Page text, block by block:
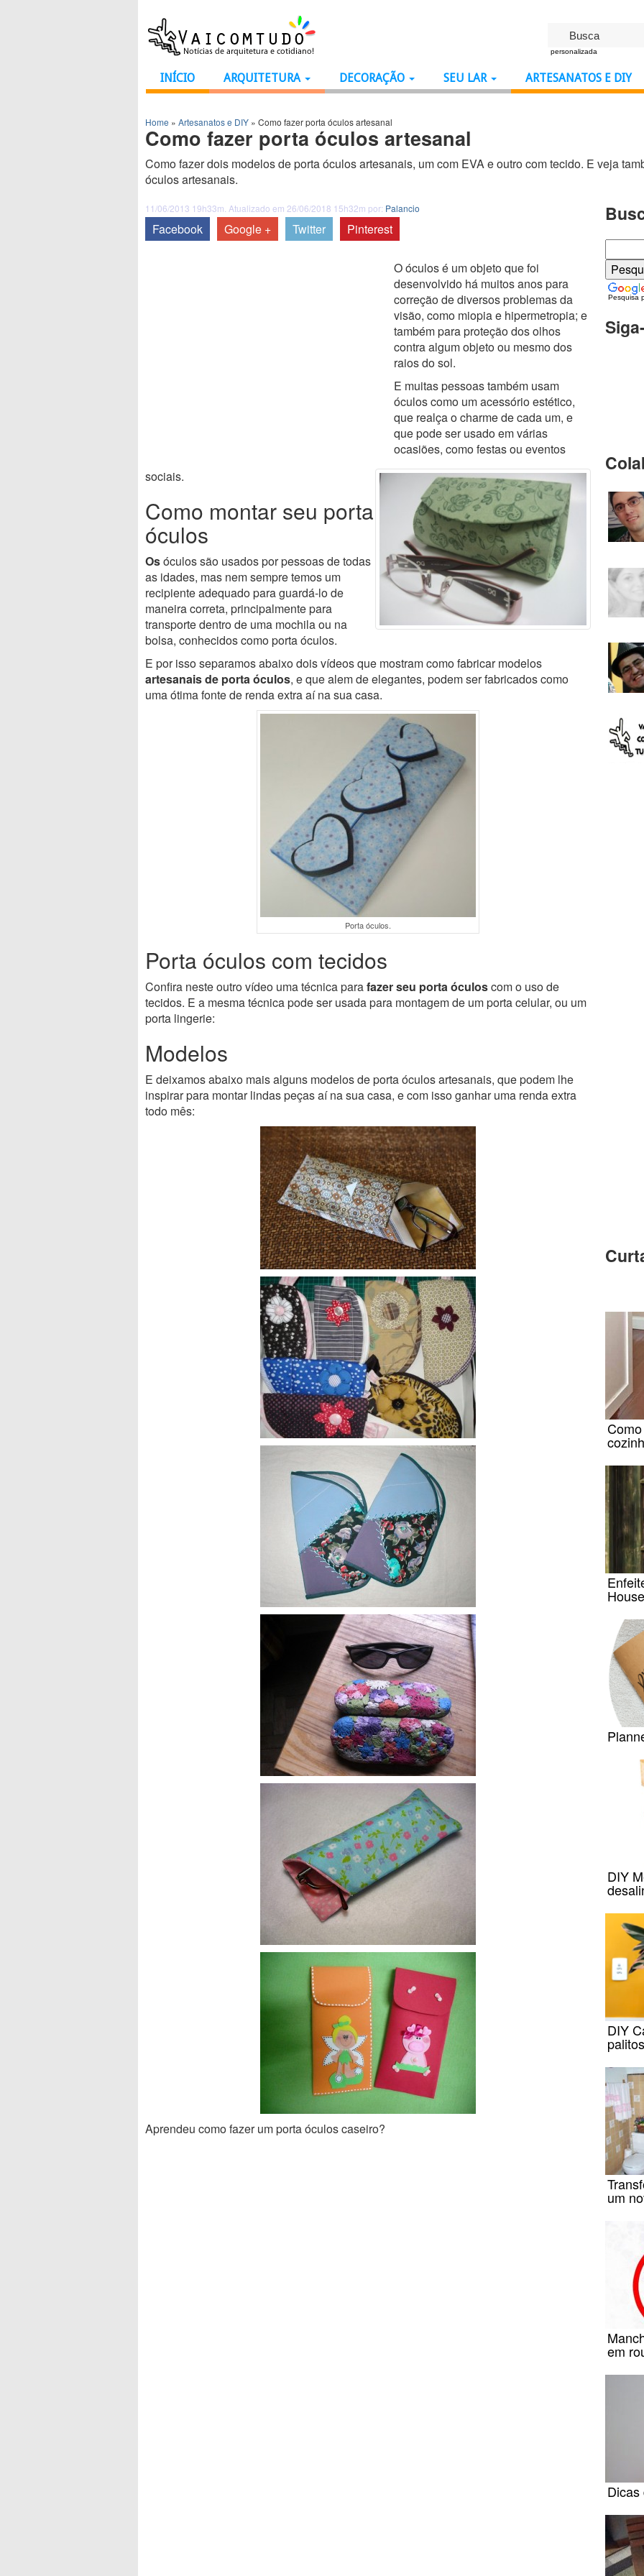
personalizada
INÍCIO ARQUITETURA DECORAÇÃO SEU LAR ARTESANATOS E DIY
Home » Artesanatos e DIY » Como fazer porta óculos artesanal
Como fazer porta óculos artesanal
Como fazer dois modelos de porta óculos artesanais, um com EVA e outro com tecido. E veja
óculos artesanais.
11/06/2013 19h33m. Atualizado em 26/06/2018 15h32m por: Palancio
Facebook Google + Twitter Pinterest
O óculos é um objeto que foi
desenvolvido há muitos anos para
correção de diversos problemas da
visão, como miopia e hipermetropia; e
também para proteção dos olhos
contra algum objeto ou mesmo dos
raios do sol.
E muitas pessoas também usam
óculos como um acessório estético,
que realça o charme de cada um, e
que pode ser usado em várias
ocasiões, como festas ou eventos
sociais.
Como montar seu porta
óculos
Osóculos são usados por pessoas de todas
as idades, mas nem sempre temos um
recipiente adequado para guardá-lo de
maneira correta, principalmente para
transporte dentro de uma mochila ou na
bolsa, conhecidos como porta óculos.
E por isso separamos abaixo dois vídeos que mostram como fabricar modelos
artesanais de porta óculos, e que alem de elegantes, podem ser fabricados como
uma ótima fonte de renda extra aí na sua casa.
Porta óculos.
Porta óculos com tecidos
Confira neste outro vídeo uma técnica parafazer seu porta óculoscom o uso de
tecidos. E a mesma técnica pode ser usada para montagem de um porta celular, ou um
porta lingerie:
Modelos
E deixamos abaixo mais alguns modelos de porta óculos artesanais, que podem lhe
inspirar para montar lindas peças aí na sua casa, e com isso ganhar uma renda extra
todo mês:
Aprendeu como fazer um porta óculos caseiro?
Pesquisa
DIY
DIY
palitos
um
em